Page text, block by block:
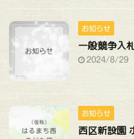
お知らせ
一般競争入
2024/8/29
お知らせ
西区新設園